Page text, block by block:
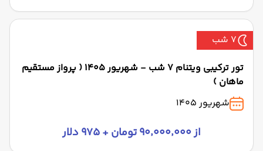
7 شب
تور ترکیبی ویتنام 7 شب - شهریور 1405 ( پرواز مستقیم
ماهان )
شهریور 1405
از ۹۰٬۰۰۰٬۰۰۰ تومان + ۹۷۵ دلار